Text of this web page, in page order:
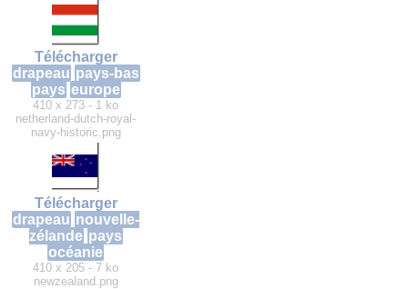
Télécharger
drapeau pays-bas
pays europe
410 x 273 - 1 ko
netherland-dutch-royal-
navy-historic.png
Télécharger
drapeau nouvelle-
zélande pays
océanie
410 x 205 - 7 ko
newzealand.png